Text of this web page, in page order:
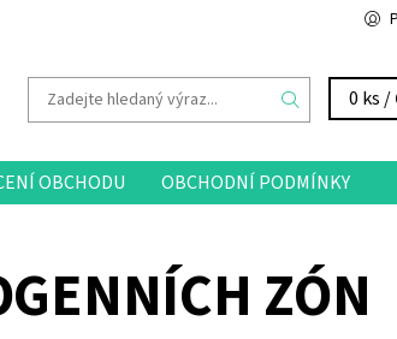
0 ks /
OBCHODU OBCHODNÍ PODMÍNKY
ZÓN